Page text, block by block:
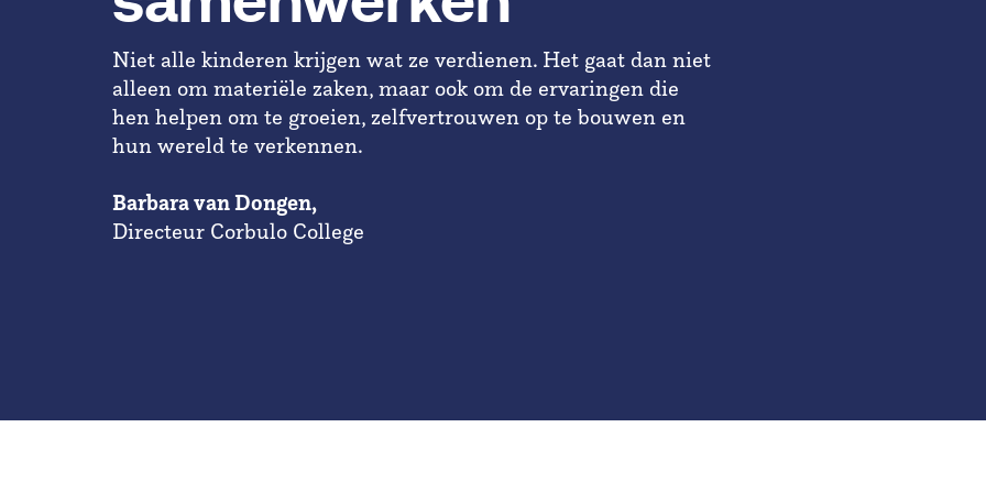
Niet alle kinderen krijgen wat ze verdienen. Het gaat dan niet
alleen om materiële zaken, maar ook om de ervaringen die
hen helpen om te groeien, zelfvertrouwen op te bouwen en
hun wereld te verkennen.
Barbara van Dongen,
Directeur Corbulo College